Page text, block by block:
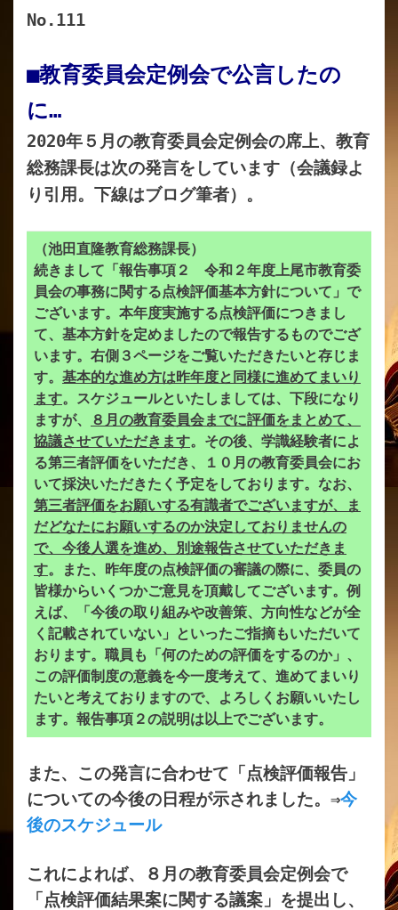
No.111
■教育委員会定例会で公言したの
に…
2020年５月の教育委員会定例会の席上、教育
総務課長は次の発言をしています（会議録よ
り引用。下線はブログ筆者）。
（池田直隆教育総務課長）
続きまして「報告事項２ 令和２年度上尾市教育委
員会の事務に関する点検評価基本方針について」で
ございます。本年度実施する点検評価につきまし
て、基本方針を定めましたので報告するものでござ
います。右側３ページをご覧いただきたいと存じま
す。 基本的な進め方は昨年度と同様に進めてまいり
ます。スケジュールといたしましては、下段になり
ますが、
８月の教育委員会までに評価をまとめて、
協議させていただきます。その後、学識経験者によ
る第三者評価をいただき、１０月の教育委員会にお
いて採決いただきたく予定をしております。なお、
第三者評価をお願いする有識者でございますが、ま
だどなたにお願いするのか決定しておりませんの
で、今後人選を進め、別途報告させていただきま
す。また、昨年度の点検評価の審議の際に、委員の
皆様からいくつかご意見を頂戴してございます。例
えば、「今後の取り組みや改善策、方向性などが全
く記載されていない」といったご指摘もいただいて
おります。職員も「何のための評価をするのか」、
この評価制度の意義を今一度考えて、進めてまいり
たいと考えておりますので、よろしくお願いいたし
ます。報告事項２の説明は以上でございます。
また、この発言に合わせて「点検評価報告」
についての今後の日程が示されました。⇒今
後のスケジュール
これによれば、８月の教育委員会定例会で
「点検評価結果案に関する議案」を提出し、